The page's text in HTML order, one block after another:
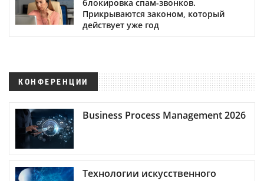
блокировка спам-звонков.
Прикрываются законом, который
действует уже год
КОНФЕРЕНЦИИ
Business Process Management 2026
Технологии искусственного